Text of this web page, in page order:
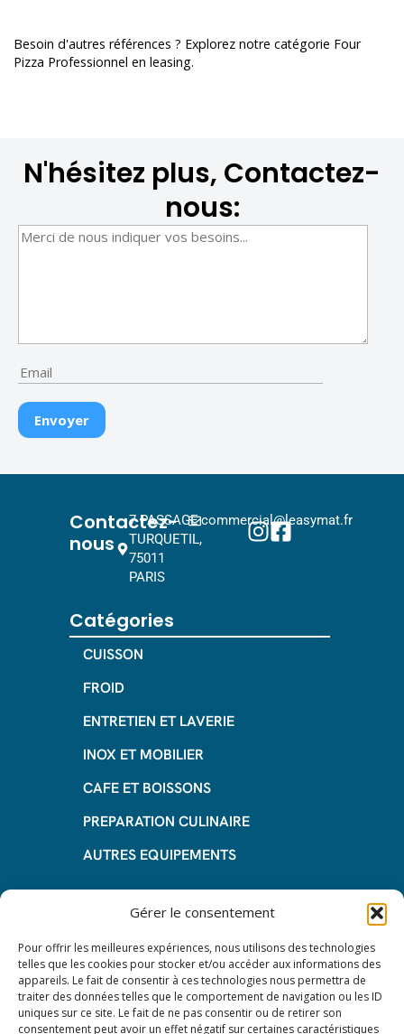
Gérer le consentement
Pour offrir les meilleures expériences, nous utilisons des technologies
telles que les cookies pour stocker et/ou accéder aux informations des
appareils. Le fait de consentir à ces technologies nous permettra de
traiter des données telles que le comportement de navigation ou les ID
uniques sur ce site. Le fait de ne pas consentir ou de retirer son
consentement peut avoir un effet négatif sur certaines caractéristiques
Besoin d'autres références ? Explorez notre catégorie Four
Pizza Professionnel en leasing.
N'hésitez plus, Contactez-
nous:
Contactez-
nous
7 PASSAGE
TURQUETIL,
75011
PARIS
commercial@leasymat.fr
Catégories
CUISSON
FROID
ENTRETIEN ET LAVERIE
INOX ET MOBILIER
CAFE ET BOISSONS
PREPARATION CULINAIRE
AUTRES EQUIPEMENTS
Informations
Questions fréquentes
Les avantages de la LOA
Les étapes du leasing de matériel
de restauration